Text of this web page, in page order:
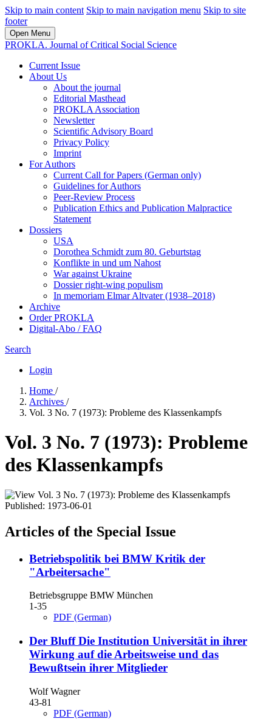
Skip to main content Skip to main navigation menu Skip to site
footer
Open Menu
PROKLA. Journal of Critical Social Science
Current Issue
About Us
About the journal
Editorial Masthead
PROKLA Association
Newsletter
Scientific Advisory Board
Privacy Policy
Imprint
For Authors
Current Call for Papers (German only)
Guidelines for Authors
Peer-Review Process
Publication Ethics and Publication Malpractice
Statement
Dossiers
USA
Dorothea Schmidt zum 80. Geburtstag
Konflikte in und um Nahost
War against Ukraine
Dossier right-wing populism
In me­mo­ri­am Elmar Altvater (1938–2018)
Archive
Order PROKLA
Digital-Abo / FAQ
Search
Login
Home /
Archives /
Vol. 3 No. 7 (1973): Probleme des Klassenkampfs
Vol. 3 No. 7 (1973): Probleme
des Klassenkampfs
Published: 1973-06-01
Articles of the Special Issue
Betriebspolitik bei BMW Kritik der
"Arbeitersache"
Betriebsgruppe BMW München
1-35
PDF (German)
Der BluffDie Institution Universität in ihrer
Wirkung auf die Arbeitsweise und das
Bewußtsein ihrer Mitglieder
Wolf Wagner
43-81
PDF (German)